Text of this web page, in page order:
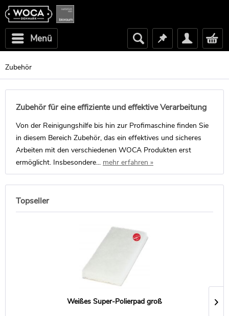
Menü
Zubehör
Zubehör für eine effiziente und effektive Verarbeitung
Von der Reinigungshilfe bis hin zur Profimaschine finden Sie
in diesem Bereich Zubehör, das ein effektives und sicheres
Arbeiten mit den verschiedenen WOCA Produkten erst
ermöglicht. Insbesondere... mehr erfahren »
Topseller
Weißes Super-Polierpad groß